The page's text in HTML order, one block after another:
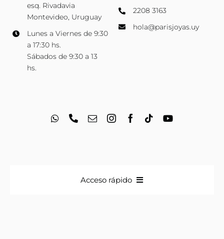
esq. Rivadavia
Montevideo, Uruguay
Lunes a Viernes de 9:30
a 17:30 hs.
Sábados de 9:30 a 13
hs.
2208 3163
hola@parisjoyas.uy
Acceso rápido